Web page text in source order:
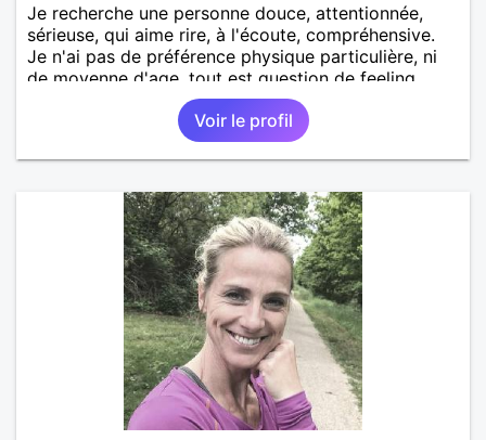
Je recherche une personne douce, attentionnée,
sérieuse, qui aime rire, à l'écoute, compréhensive.
Je n'ai pas de préférence physique particulière, ni
de moyenne d'age, tout est question de feeling.
Voir le profil